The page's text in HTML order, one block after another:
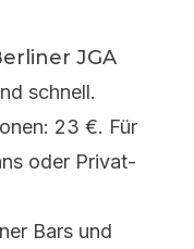
JGA
schnell.
23 €. Für
oder Privat-
Bars und